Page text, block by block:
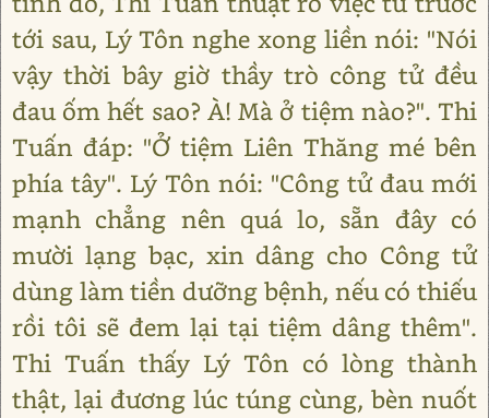
tới sau, Lý Tôn nghe xong liền nói: "Nói
vậy thời bây giờ thầy trò công tử đều
đau ốm hết sao? À! Mà ở tiệm nào?". Thi
Tuấn đáp: "Ở tiệm Liên Thăng mé bên
phía tây". Lý Tôn nói: "Công tử đau mới
mạnh chẳng nên quá lo, sẵn đây có
mười lạng bạc, xin dâng cho Công tử
dùng làm tiền dưỡng bệnh, nếu có thiếu
rồi tôi sẽ đem lại tại tiệm dâng thêm".
Thi Tuấn thấy Lý Tôn có lòng thành
thật, lại đương lúc túng cùng, bèn nuốt